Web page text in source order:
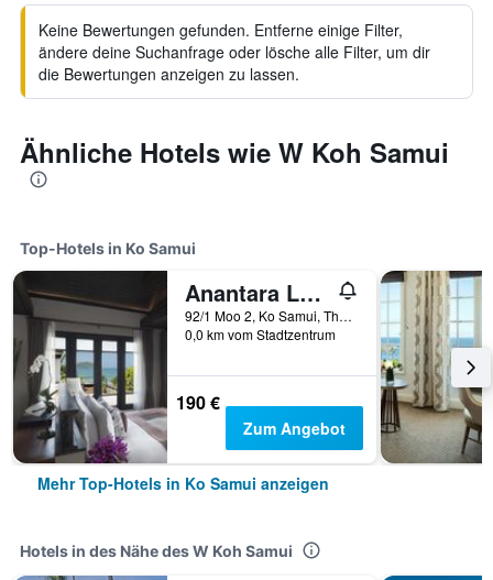
Keine Bewertungen gefunden. Entferne einige Filter,
ändere deine Suchanfrage oder lösche alle Filter, um dir
die Bewertungen anzeigen zu lassen.
Ähnliche Hotels wie W Koh Samui
Top-Hotels in Ko Samui
Anantara Lawana Koh Samui Resort
92/1 Moo 2, Ko Samui, Thailand
0,0 km vom Stadtzentrum
190 €
Zum Angebot
Mehr Top-Hotels in Ko Samui anzeigen
Hotels in des Nähe des W Koh Samui